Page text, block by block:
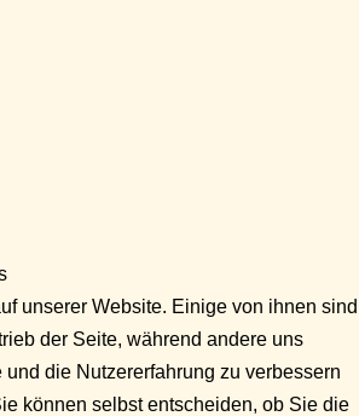
unserer Website. Einige von ihnen sind
der Seite, während andere uns
und die Nutzererfahrung zu verbessern
können selbst entscheiden, ob Sie die